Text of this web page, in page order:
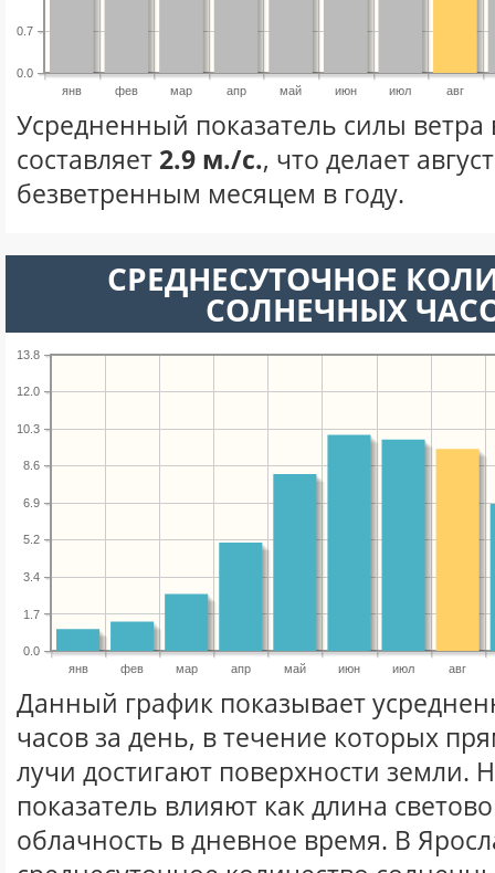
янв фев мар апр май июн июл авг
0.0
0.7
Усредненный показатель силы ветра
составляет 2.9 м./с., что делает
безветренным месяцем в году.
СРЕДНЕСУТОЧНОЕ
СОЛНЕЧНЫХ
янв фев мар апр май июн июл авг
0.0
1.7
3.4
5.2
6.9
8.6
10.3
12.0
13.8
Данный график показывает
часов за день, в течение которых
лучи достигают поверхности земли.
показатель влияют как длина
облачность в дневное время. В